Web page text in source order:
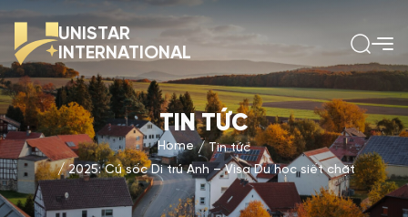
UNISTAR
INTERNATIONAL
TIN TỨC
Home
Tin tức
2025: Cú sốc Di trú Anh – Visa Du học siết chặt